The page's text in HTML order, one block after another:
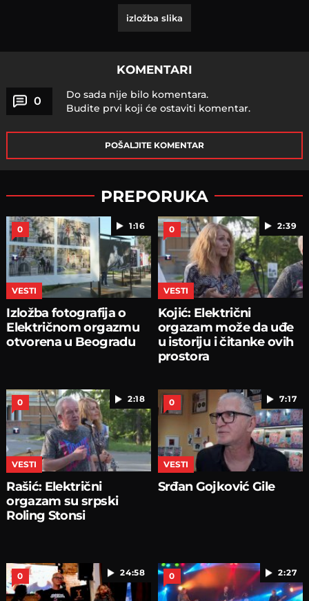
izložba slika
KOMENTARI
0
Do sada nije bilo komentara.
Budite prvi koji će ostaviti komentar.
POŠALJITE KOMENTAR
PREPORUKA
1:16
0
VESTI
Izložba fotografija o
Električnom orgazmu
otvorena u Beogradu
2:39
0
VESTI
Kojić: Električni
orgazam može da uđe
u istoriju i čitanke ovih
prostora
2:18
0
VESTI
Rašić: Električni
orgazam su srpski
Roling Stonsi
7:17
0
VESTI
Srđan Gojković Gile
24:58
0 2:27
0